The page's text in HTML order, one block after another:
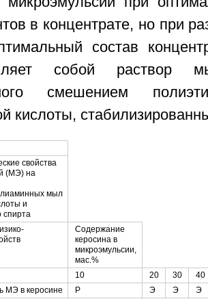
в концентрате, но при
состав
собой раствор
смешением
кислоты,
свойства
(МЭ) на
мыл
и
спирта
Содержание
керосина в
микроэмульсии,
мас.%
10 20 30
40
МЭ в керосине
Р Э Э
Э